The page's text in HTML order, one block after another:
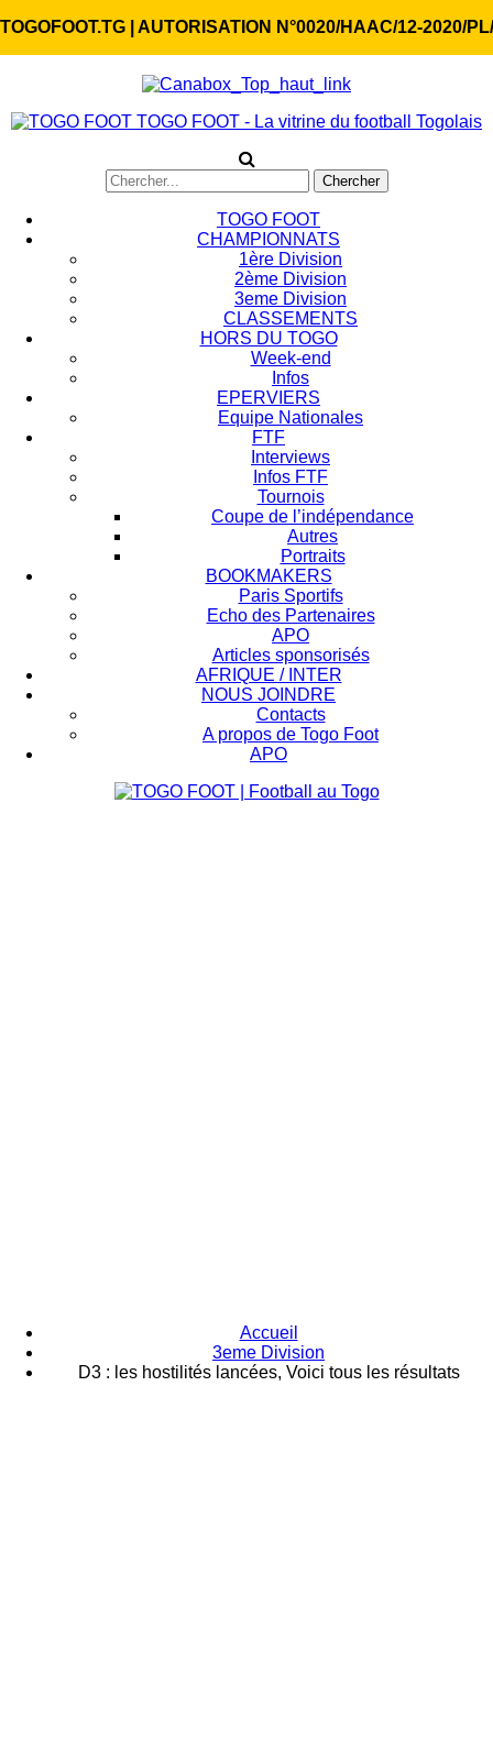
TOGOFOOT.TG | AUTORISATION N°0020/HAAC/12-2020/
TOGO FOOT - La vitrine du football Togolais
TOGO FOOT
CHAMPIONNATS
1ère Division
2ème Division
3eme Division
CLASSEMENTS
HORS DU TOGO
Week-end
Infos
EPERVIERS
Equipe Nationales
FTF
Interviews
Infos FTF
Tournois
Coupe de l’indépendance
Autres
Portraits
BOOKMAKERS
Paris Sportifs
Echo des Partenaires
APO
Articles sponsorisés
AFRIQUE / INTER
NOUS JOINDRE
Contacts
A propos de Togo Foot
APO
Accueil
3eme Division
D3 : les hostilités lancées, Voici tous les résultats